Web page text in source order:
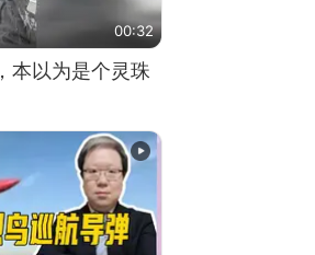
00:32
本以为是个灵珠